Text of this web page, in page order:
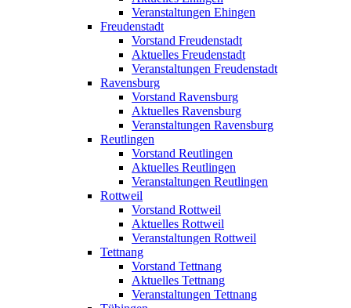
Veranstaltungen Ehingen
Freudenstadt
Vorstand Freudenstadt
Aktuelles Freudenstadt
Veranstaltungen Freudenstadt
Ravensburg
Vorstand Ravensburg
Aktuelles Ravensburg
Veranstaltungen Ravensburg
Reutlingen
Vorstand Reutlingen
Aktuelles Reutlingen
Veranstaltungen Reutlingen
Rottweil
Vorstand Rottweil
Aktuelles Rottweil
Veranstaltungen Rottweil
Tettnang
Vorstand Tettnang
Aktuelles Tettnang
Veranstaltungen Tettnang